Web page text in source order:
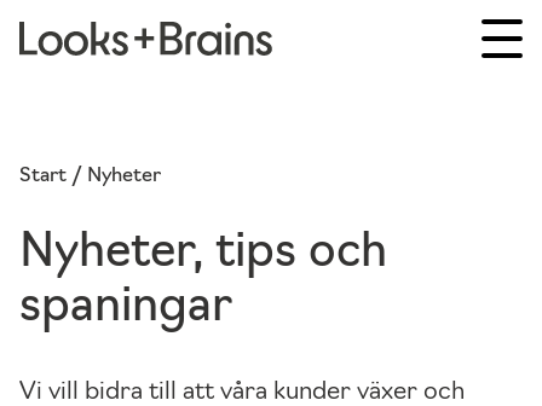
Start / Nyheter
Nyheter, tips och
spaningar
Vi vill bidra till att våra kunder växer och